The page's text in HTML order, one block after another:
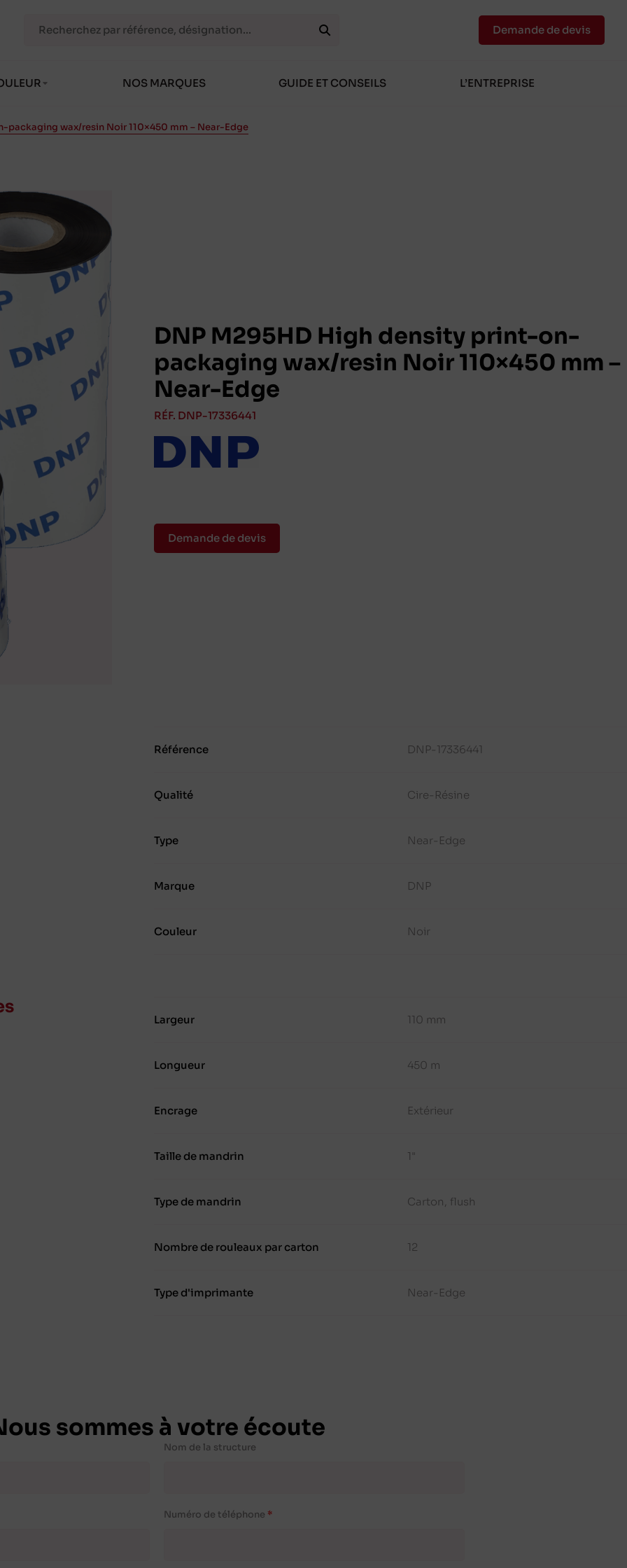
NOS MARQUES GUIDE ET CONSEILS L’ENTREPRISE
Demande de devis
packaging wax/resin Noir 110×450 mm – Near-Edge
DNP M295HD High density print-on-
packaging wax/resin Noir 110×450 mm –
Near-Edge
RÉF. DNP-17336441
Demande de devis
Référence DNP-17336441
Qualité Cire-Résine
Type Near-Edge
Marque DNP
Couleur Noir
Largeur 110 mm
Longueur 450 m
Encrage Extérieur
Taille de mandrin 1"
Type de mandrin Carton, flush
Nombre de rouleaux par carton 12
Type d'imprimante Near-Edge
sommes à votre écoute
Nom de la structure
Numéro de téléphone